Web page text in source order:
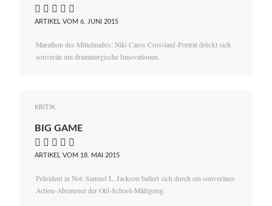
    
ARTIKEL VOM 6. JUNI 2015
Marathon des Mittelmaßes: Niki Caros Crosslauf-Porträt drückt sich
souverän um dramaturgische Innovationen.
KRITIK
BIG GAME
    
ARTIKEL VOM 18. MAI 2015
Präsident in Not: Samuel L. Jackson ballert sich durch ein souveränes
Action-Abenteuer der Old-School-Mäßigung.